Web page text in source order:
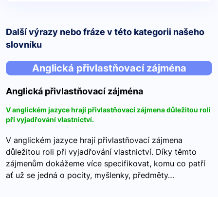
Další výrazy nebo fráze v této kategorii našeho
slovníku
Anglická přivlastňovací zájména
Anglická přivlastňovací zájména
V anglickém jazyce hrají přivlastňovací zájmena důležitou roli
při vyjadřování vlastnictví.
V anglickém jazyce hrají přivlastňovací zájmena
důležitou roli při vyjadřování vlastnictví. Díky těmto
zájmenům dokážeme více specifikovat, komu co patří
ať už se jedná o pocity, myšlenky, předměty…